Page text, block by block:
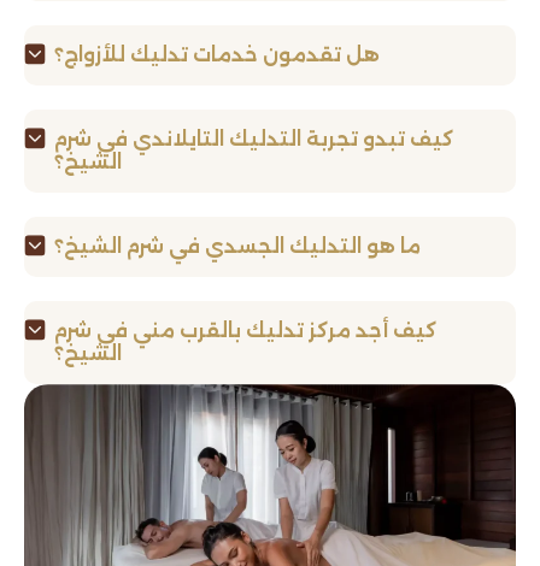
هل تقدمون خدمات تدليك للأزواج؟
كيف تبدو تجربة التدليك التايلاندي في شرم
الشيخ؟
ما هو التدليك الجسدي في شرم الشيخ؟
كيف أجد مركز تدليك بالقرب مني في شرم
الشيخ؟